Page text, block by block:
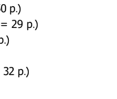
р.)
29 р.)
р.)